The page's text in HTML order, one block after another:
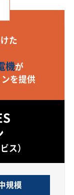
た
機が
を提供
ス）
規模